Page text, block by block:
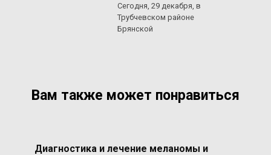
Сегодня, 29 декабря, в
Трубчевском районе
Брянской
Вам также может понравиться
Диагностика и лечение меланомы и